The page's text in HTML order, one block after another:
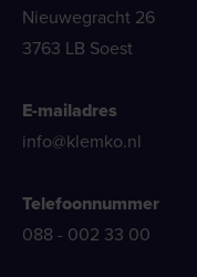
Nieuwegracht 26
3763 LB Soest
E-mailadres
info@klemko.nl
Telefoonnummer
088 - 002 33 00